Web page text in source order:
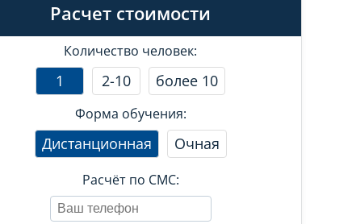
Расчет стоимости
Количество человек:
1 2-10 более 10
Форма обучения:
Дистанционная Очная
Расчёт по СМС: